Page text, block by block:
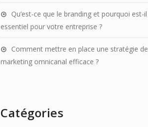
Qu’est-ce que le branding et pourquoi est-il
essentiel pour votre entreprise ?
Comment mettre en place une stratégie de
marketing omnicanal efficace ?
Catégories